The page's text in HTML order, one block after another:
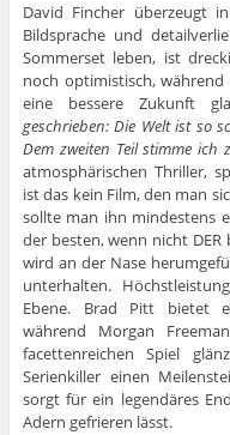
David Fincher überzeugt in
Bildsprache und
Sommerset leben, ist
noch optimistisch,
eine bessere Zukunft
geschrieben: Die Welt ist so
Dem zweiten Teil stimme ich
atmosphärischen Thriller,
ist das kein Film, den man
sollte man ihn mindestens
der besten, wenn nicht DER
wird an der Nase
unterhalten.
Ebene. Brad Pitt bietet
während Morgan
facettenreichen Spiel
Serienkiller einen
sorgt für ein legendäres
Adern gefrieren lässt.